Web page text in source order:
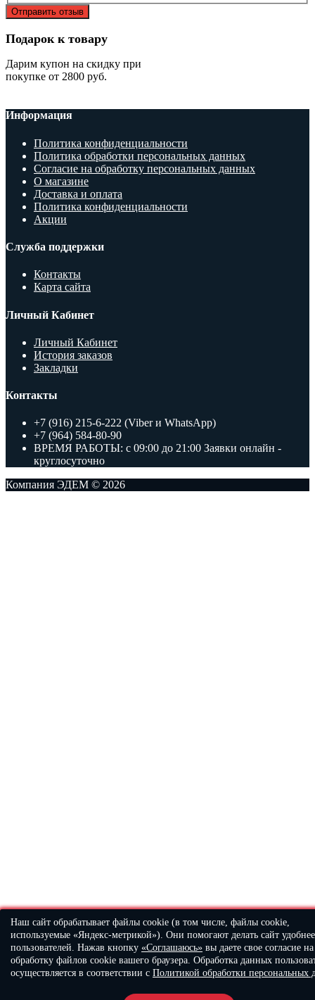
Отправить отзыв
Подарок к товару
Дарим купон на скидку при
покупке от 2800 руб.
Информация
Политика конфиденциальности
Политика обработки персональных данных
Согласие на обработку персональных данных
О магазине
Доставка и оплата
Политика конфиденциальности
Акции
Служба поддержки
Контакты
Карта сайта
Личный Кабинет
Личный Кабинет
История заказов
Закладки
Контакты
+7 (916) 215-6-222 (Viber и WhatsApp)
+7 (964) 584-80-90
ВРЕМЯ РАБОТЫ: с 09:00 до 21:00 Заявки онлайн -
круглосуточно
Компания ЭДЕМ © 2026
Наш сайт обрабатывает файлы cookie (в том числе, файлы cookie,
используемые «Яндекс-метрикой»). Они помогают делать сайт
пользователей. Нажав кнопку «Соглашаюсь» вы даете свое согласие на
обработку файлов cookie вашего браузера. Обработка данных
осуществляется в соответствии с Политикой обработки персональных